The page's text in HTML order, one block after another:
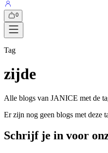
0
Tag
zijde
Alle blogs van JANICE met de
Er zijn nog geen blogs met deze
Schrijf je in voor